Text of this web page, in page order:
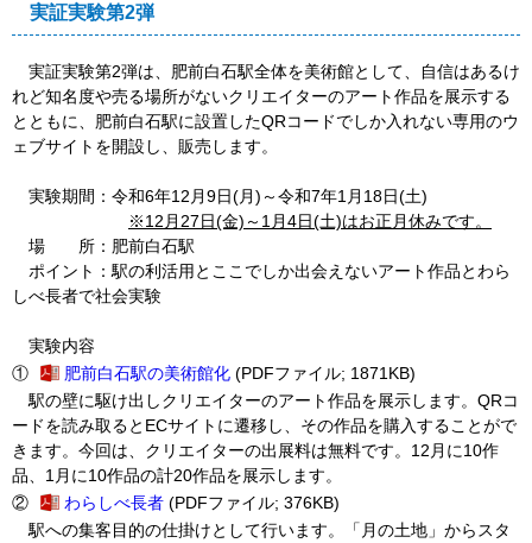
実証実験第2弾
実証実験第2弾は、肥前白石駅全体を美術館として、自信はあるけ
れど知名度や売る場所がないクリエイターのアート作品を展示する
とともに、肥前白石駅に設置したQRコードでしか入れない専用のウ
ェブサイトを開設し、販売します。
実験期間：令和6年12月9日(月)～令和7年1月18日(土)
※12月27日(金)～1月4日(土)はお正月休みです。
場 所：肥前白石駅
ポイント：駅の利活用とここでしか出会えないアート作品とわら
しべ長者で社会実験
実験内容
①
肥前白石駅の美術館化 (PDFファイル; 1871KB)
駅の壁に駆け出しクリエイターのアート作品を展示します。QRコ
ードを読み取るとECサイトに遷移し、その作品を購入することがで
きます。今回は、クリエイターの出展料は無料です。12月に10作
品、1月に10作品の計20作品を展示します。
②
わらしべ長者 (PDFファイル; 376KB)
駅への集客目的の仕掛けとして行います。「月の土地」からスタ